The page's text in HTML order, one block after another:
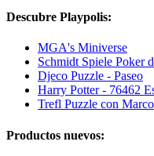
Descubre Playpolis:
MGA's Miniverse
Schmidt Spiele Poker
Djeco Puzzle - Paseo
Harry Potter - 76462
Trefl Puzzle con
Productos nuevos: